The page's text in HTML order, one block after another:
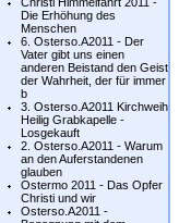
Die Erhöhung des
Menschen
6. Osterso.A2011 - Der
Vater gibt uns einen
anderen Beistand den Geist
der Wahrheit, der für immer
b
3. Osterso.A2011 Kirchweih
Heilig Grabkapelle -
Losgekauft
2. Osterso.A2011 - Warum
an den Auferstandenen
glauben
Ostermo 2011 - Das Opfer
Christi und wir
Osterso.A2011 -